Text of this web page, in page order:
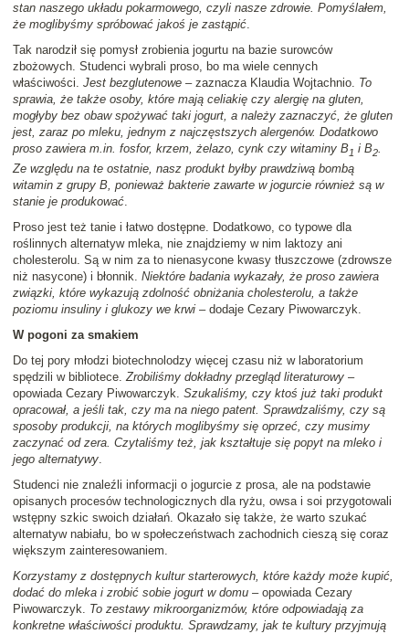
stan naszego układu pokarmowego, czyli nasze zdrowie. Pomyślałem,
że moglibyśmy spróbować jakoś je zastąpić.
Tak narodził się pomysł zrobienia jogurtu na bazie surowców
zbożowych. Studenci wybrali proso, bo ma wiele cennych
właściwości. Jest bezglutenowe – zaznacza Klaudia Wojtachnio. To
sprawia, że także osoby, które mają celiakię czy alergię na gluten,
mogłyby bez obaw spożywać taki jogurt, a należy zaznaczyć, że gluten
jest, zaraz po mleku, jednym z najczęstszych alergenów. Dodatkowo
proso zawiera m.in. fosfor, krzem, żelazo, cynk czy witaminy B1 i B2.
Ze względu na te ostatnie, nasz produkt byłby prawdziwą bombą
witamin z grupy B, ponieważ bakterie zawarte w jogurcie również są w
stanie je produkować.
Proso jest też tanie i łatwo dostępne. Dodatkowo, co typowe dla
roślinnych alternatyw mleka, nie znajdziemy w nim laktozy ani
cholesterolu. Są w nim za to nienasycone kwasy tłuszczowe (zdrowsze
niż nasycone) i błonnik. Niektóre badania wykazały, że proso zawiera
związki, które wykazują zdolność obniżania cholesterolu, a także
poziomu insuliny i glukozy we krwi – dodaje Cezary Piwowarczyk.
W pogoni za smakiem
Do tej pory młodzi biotechnolodzy więcej czasu niż w laboratorium
spędzili w bibliotece.Zrobiliśmy dokładny przegląd literaturowy –
opowiada Cezary Piwowarczyk. Szukaliśmy, czy ktoś już taki produkt
opracował, a jeśli tak, czy ma na niego patent. Sprawdzaliśmy, czy są
sposoby produkcji, na których moglibyśmy się oprzeć, czy musimy
zaczynać od zera. Czytaliśmy też, jak kształtuje się popyt na mleko i
jego alternatywy.
Studenci nie znaleźli informacji o jogurcie z prosa, ale na podstawie
opisanych procesów technologicznych dla ryżu, owsa i soi przygotowali
wstępny szkic swoich działań. Okazało się także, że warto szukać
alternatyw nabiału, bo w społeczeństwach zachodnich cieszą się coraz
większym zainteresowaniem.
Korzystamy z dostępnych kultur starterowych, które każdy może kupić,
dodać do mleka i zrobić sobie jogurt w domu – opowiada Cezary
Piwowarczyk. To zestawy mikroorganizmów, które odpowiadają za
konkretne właściwości produktu. Sprawdzamy, jak te kultury przyjmują